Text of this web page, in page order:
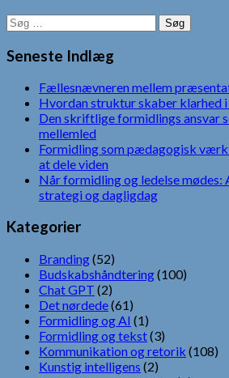
Søg
efter:
Seneste Indlæg
Fællesnævneren mellem
Hvordan struktur skaber klarhed
Den skriftlige formidlings ansvar
mellemled
Formidling som pædagogisk
at dele viden
Når formidling og ledelse mødes:
strategi og dagligdag
Kategorier
Branding(52)
Budskabshåndtering(100)
Chat GPT (2)
Det nørdede(61)
Formidling og AI (1)
Formidling og tekst(3)
Kommunikation og retorik (108)
Kunstig intelligens (2)